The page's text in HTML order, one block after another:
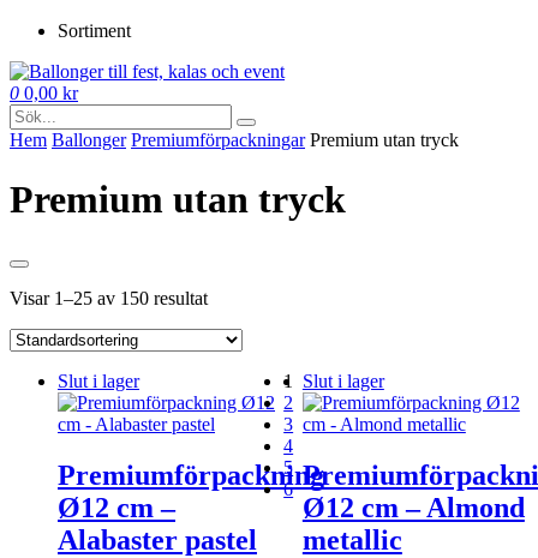
Sortiment
0 0,00 kr
Hem Ballonger Premium­förpackningar Premium utan tryck
Premium utan tryck
Visar 1–25 av 150 resultat
Slut i lager
Premiumförpackning
Ø12 cm –
Alabaster pastel
Slut i lager
Ø12 cm – Almond
metallic
1
2
3
4
5
6